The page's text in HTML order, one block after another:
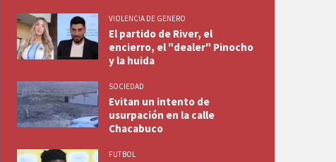
VIOLENCIA DE GENERO
El partido de River, el
encierro, el "dealer" Pinocho
y la huida
SOCIEDAD
Evitan un intento de
usurpación en la calle
Chacabuco
FUTBOL